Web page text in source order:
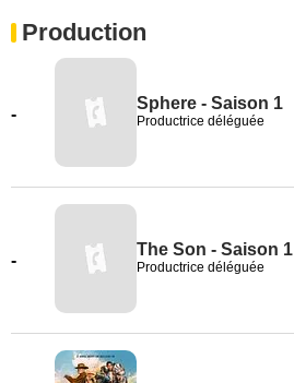
Production
-
Sphere - Saison 1
Productrice déléguée
-
The Son - Saison 1
Productrice déléguée